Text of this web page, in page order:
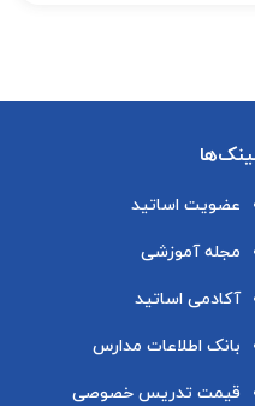
عضویت اساتید
مجله آموزشی
آکادمی اساتید
بانک اطلاعات مدارس
قیمت تدریس خصوصی